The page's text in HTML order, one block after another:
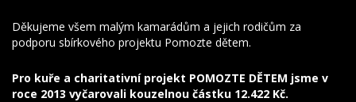
Děkujeme všem malým kamarádům a jejich rodičům za
podporu sbírkového projektu Pomozte dětem.
Pro kuře a charitativní projekt POMOZTE DĚTEM jsme v
roce 2013 vyčarovali kouzelnou částku 12.422 Kč.